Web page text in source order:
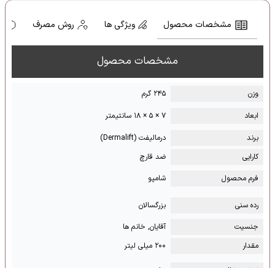
مشخصات محصول ویژگی ها روش مصرف
مشخصات محصول
وزن
۲۴۵ گرم
ابعاد
۷ × ۵ × ۱۸ سانتیمتر
برند
درمالیفت (Dermalift)
کارایی
ضد قارچ
فرم محصول
شامپو
رده سنی
بزرگسالان
جنسیت
آقایان, خانم ها
مقدار
۲۰۰ میلی لیتر